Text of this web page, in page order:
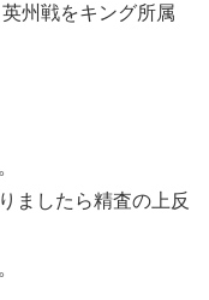
州戦をキング所属
ましたら精査の上反